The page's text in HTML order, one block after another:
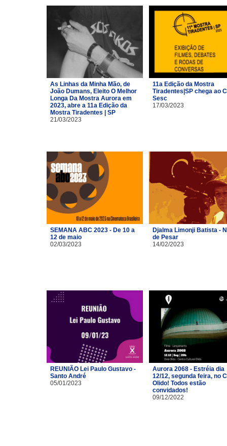
As Linhas da Minha Mão, de
João Dumans, Eleito O Melhor
Longa Da Mostra Aurora em
2023, abre a 11a Edição da
Mostra Tiradentes | SP
21/03/2023
11a Edição da Mostra
Tiradentes|SP chega ao
Sesc
17/03/2023
SEMANA ABC 2023 - De 10 a
12 de maio
02/03/2023
Djalma Limonji Batista -
de Pesar
14/02/2023
REUNIÃO Lei Paulo Gustavo -
Santo André
05/01/2023
Aurora 2068 - Estréia dia
12/12, segunda feira, no
Olido! Todos estão
convidados!
09/12/2022